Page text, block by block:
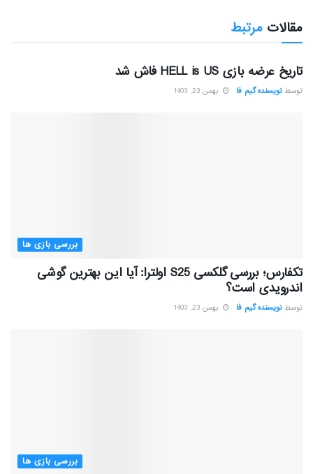
مقالات مرتبط
تاریخ عرضه بازی HELL is US فاش شد
توسط نویسنده گیم فا بهمن 23, 1403
بررسی بازی ها
تکفارس؛ بررسی گلکسی S25 اولترا: آیا این بهترین گوشی
اندرویدی است؟
توسط نویسنده گیم فا بهمن 23, 1403
بررسی بازی ها